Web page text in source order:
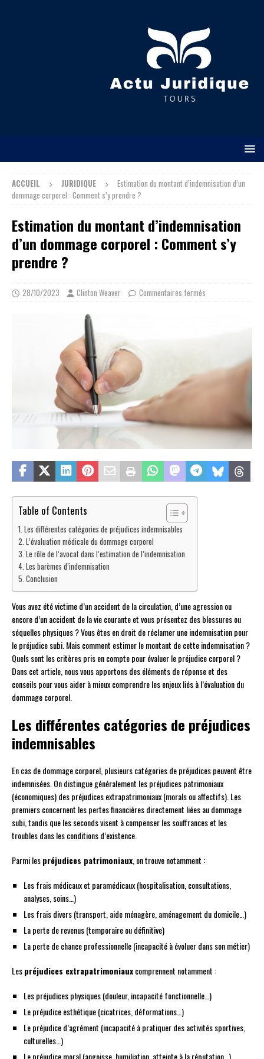
ACCUEIL JURIDIQUE
Estimation du montant d’indemnisation d’un
dommage corporel : Comment s’y prendre ?
Estimation du montant d’indemnisation
d’un dommage corporel : Comment s’y
prendre ?
28/10/2023 Clinton Weaver Commentaires fermés
Table of Contents
Les différentes catégories de préjudices indemnisables
L’évaluation médicale du dommage corporel
Le rôle de l’avocat dans l’estimation de l’indemnisation
Les barèmes d’indemnisation
Conclusion
Vous avez été victime d’un accident de la circulation, d’une agression ou
encore d’un accident de la vie courante et vous présentez des blessures ou
séquelles physiques ? Vous êtes en droit de réclamer une indemnisation pour
le préjudice subi. Mais comment estimer le montant de cette indemnisation ?
Quels sont les critères pris en compte pour évaluer le préjudice corporel ?
Dans cet article, nous vous apportons des éléments de réponse et des
conseils pour vous aider à mieux comprendre les enjeux liés à l’évaluation du
dommage corporel.
Les différentes catégories de préjudices
indemnisables
En cas de dommage corporel, plusieurs catégories de préjudices peuvent être
indemnisées. On distingue généralement les préjudices patrimoniaux
(économiques) des préjudices extrapatrimoniaux (morals ou affectifs). Les
premiers concernent les pertes financières directement liées au dommage
subi, tandis que les seconds visent à compenser les souffrances et les
troubles dans les conditions d’existence.
Parmi lespréjudices patrimoniaux , on trouve notamment :
Les frais médicaux et paramédicaux (hospitalisation, consultations,
analyses, soins…)
Les frais divers (transport, aide ménagère, aménagement du domicile…)
La perte de revenus (temporaire ou définitive)
La perte de chance professionnelle (incapacité à évoluer dans son métier)
Lespréjudices extrapatrimoniauxcomprennent notamment :
Les préjudices physiques (douleur, incapacité fonctionnelle…)
Le préjudice esthétique (cicatrices, déformations…)
Le préjudice d’agrément (incapacité à pratiquer des activités sportives,
culturelles…)
Le préjudice moral (angoisse, humiliation, atteinte à la réputation…)